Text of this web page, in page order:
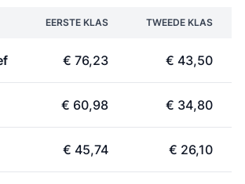
EERSTE KLAS TWEEDE KLAS
€ 76,23 € 43,50
€ 60,98 € 34,80
€ 45,74 € 26,10